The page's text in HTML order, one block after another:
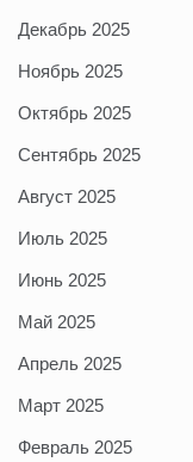
Декабрь 2025
Ноябрь 2025
Октябрь 2025
Сентябрь 2025
Август 2025
Июль 2025
Июнь 2025
Май 2025
Апрель 2025
Март 2025
Февраль 2025